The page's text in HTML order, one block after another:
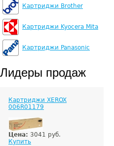
Картриджи Brother
Картриджи Kyocera Mita
Картриджи Panasonic
Лидеры продаж
Картриджи XEROX
006R01179
Цена: 3041 руб.
Купить